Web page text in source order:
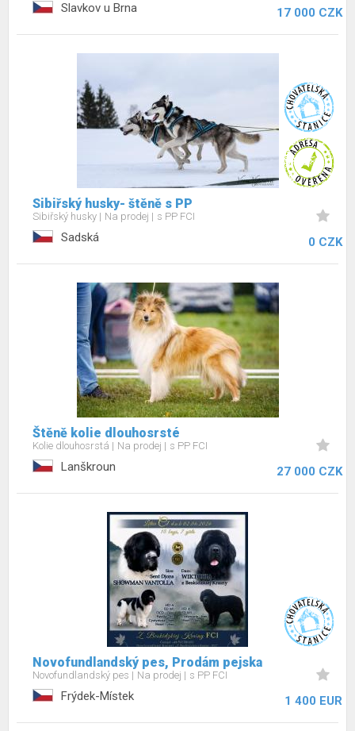
Slavkov u Brna 17 000 CZK
Sibiřský husky- štěně s PP
Sibiřský husky Na prodej s PP FCI
Sadská 0 CZK
Štěně kolie dlouhosrsté
Kolie dlouhosrstá Na prodej s PP FCI
Lanškroun 27 000 CZK
Novofundlandský pes, Prodám pejska
Novofundlandský pes Na prodej s PP FCI
Frýdek-Místek 1 400 EUR